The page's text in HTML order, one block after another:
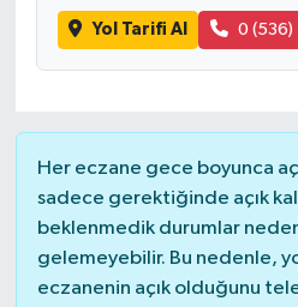
Yol Tarifi Al 0 (536)
Her eczane gece boyunca
sadece gerektiğinde açık
beklenmedik durumlar
gelemeyebilir. Bu nedenle,
eczanenin açık olduğunu